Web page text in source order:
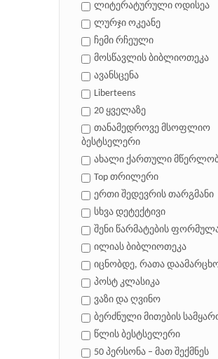
ლიტერატურული ოდისეა
ლურჯი ოკეანე
ჩემი რჩეული
მოსწავლის ბიბლიოთეკა
ავანსცენა
Liberteens
20 ყველაზე
თანამედროვე მსოფლიო
ბესტსელერი
ახალი ქართული
Top თრილერი
ერთი შედევრის თარგმანი
სხვა დეტექტივი
შენი წარმატების
ილიას ბიბლიოთეკა
იცნობდე, რათა
პოსტ კლასიკა
ვაზი და ღვინო
ბერძნული მითების
წლის ბესტსელერი
50 პერსონა – მათ შექმნეს